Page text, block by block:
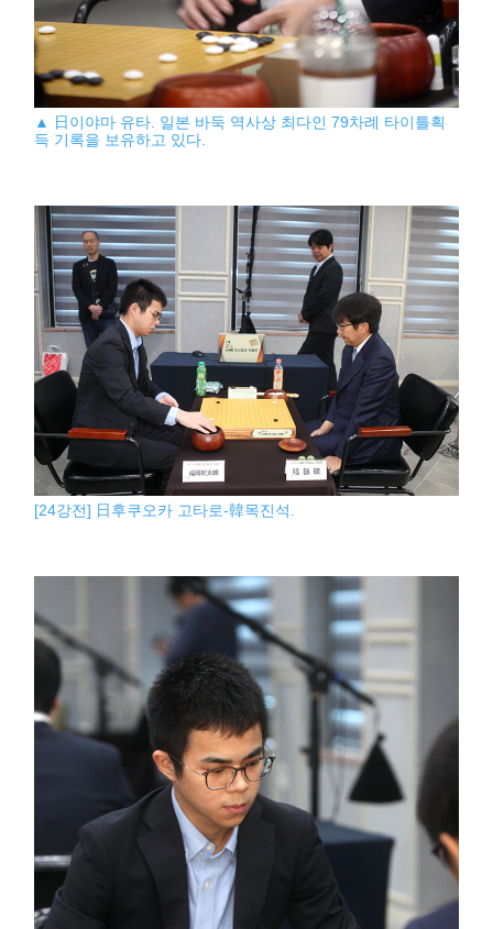
▲ 日이야마 유타. 일본 바둑 역사상 최다인 79차례 타이틀획
득 기록을 보유하고 있다.
[24강전] 日후쿠오카 고타로-韓목진석.